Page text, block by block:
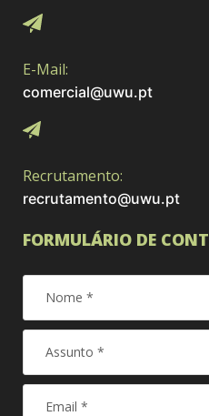
E-Mail:
comercial@uwu.pt
Recrutamento:
recrutamento@uwu.pt
FORMULÁRIO DE